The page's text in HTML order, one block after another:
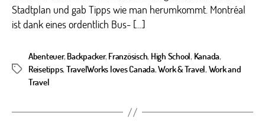
Stadtplan und gab Tipps wie man herumkommt. Montréal
ist dank eines ordentlich Bus- […]
Schlagwörter
Abenteuer, Backpacker, Französisch, High School, Kanada,
Reisetipps, TravelWorks loves Canada,Work & Travel, Work and
Travel